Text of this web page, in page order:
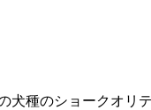
種のショークオリ